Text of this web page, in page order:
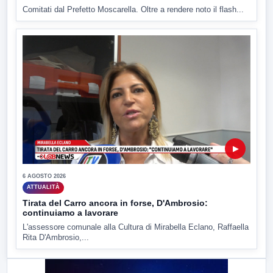
Comitati dal Prefetto Moscarella. Oltre a rendere noto il flash...
▶
6 AGOSTO 2026
ATTUALITÀ
Tirata del Carro ancora in forse, D'Ambrosio:
continuiamo a lavorare
L'assessore comunale alla Cultura di Mirabella Eclano, Raffaella
Rita D'Ambrosio,...